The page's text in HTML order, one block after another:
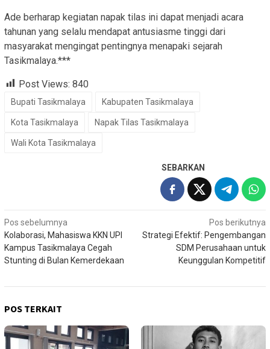
Ade berharap kegiatan napak tilas ini dapat menjadi acara
tahunan yang selalu mendapat antusiasme tinggi dari
masyarakat mengingat pentingnya menapaki sejarah
Tasikmalaya.***
Post Views: 840
Bupati Tasikmalaya Kabupaten Tasikmalaya
Kota Tasikmalaya Napak Tilas Tasikmalaya
Wali Kota Tasikmalaya
SEBARKAN
Navigasi
pos
Pos sebelumnya
Kolaborasi, Mahasiswa KKN UPI
Kampus Tasikmalaya Cegah
Stunting di Bulan Kemerdekaan
Pos berikutnya
Strategi Efektif: Pengembangan
SDM Perusahaan untuk
Keunggulan Kompetitif
POS TERKAIT